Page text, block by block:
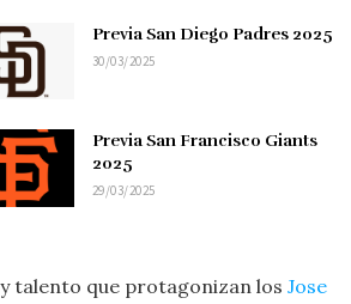
Previa San Diego Padres 2025
30/03/2025
Previa San Francisco Giants
2025
29/03/2025
talento que protagonizan los Jose